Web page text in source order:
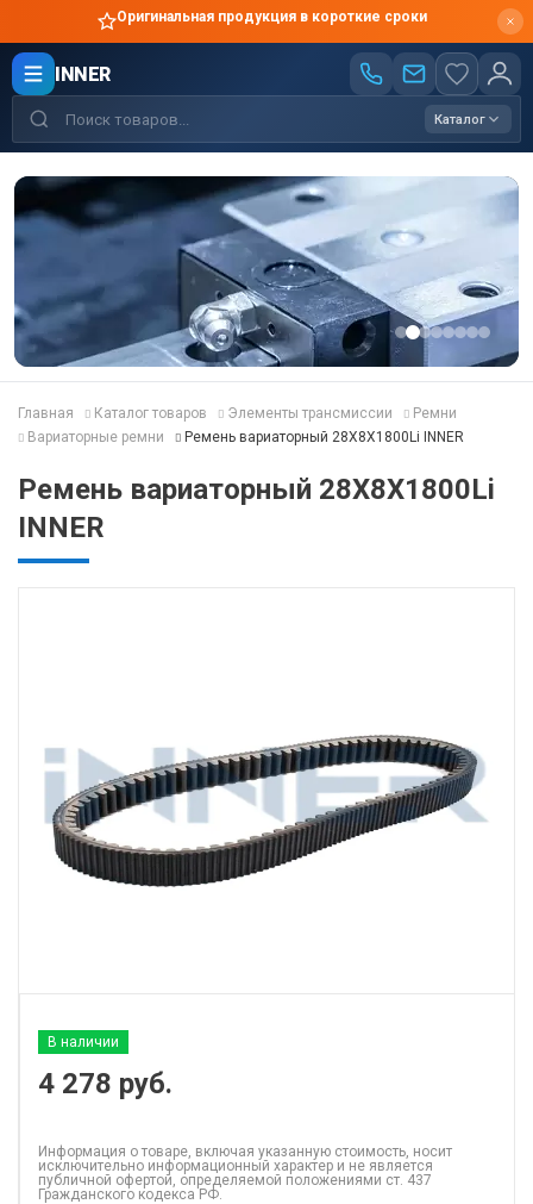
Оригинальная продукция в короткие сроки
INNER
Каталог
Главная Каталог товаров Элементы трансмиссии
Ремни
Вариаторные ремни
Ремень вариаторный 28X8X1800Li INNER
Ремень вариаторный 28X8X1800Li
INNER
В наличии
4 278 руб.
Информация о товаре, включая указанную стоимость, носит
исключительно информационный характер и не является
публичной офертой, определяемой положениями ст. 437
Гражданского кодекса РФ.